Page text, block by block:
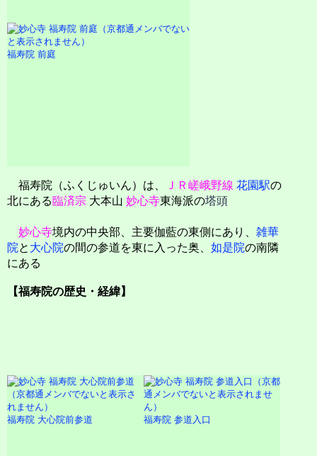
福寿院 前庭
福寿院（ふくじゅいん）は、 ＪＲ嵯峨野線 花園駅の
北にある臨済宗 大本山 妙心寺東海派の塔頭
妙心寺境内の中央部、主要伽藍の東側にあり、 雑華
院と 大心院の間の参道を東に入った奥、 如是院の南隣
にある
【福寿院の歴史・経緯】
福寿院 大心院前参道 福寿院 参道入口